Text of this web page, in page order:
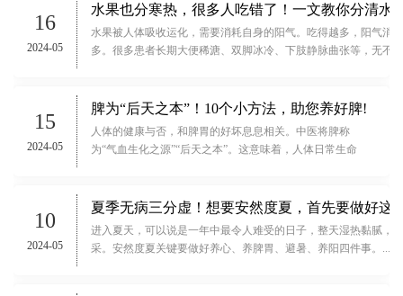
16
2024-05
水果也分寒热，很多人吃错了！一文教你分清水
水果被人体吸收运化，需要消耗自身的阳气。吃得越多，阳气消
多。很多患者长期大便稀溏、双脚冰冷、下肢静脉曲张等，无不
15
2024-05
脾为“后天之本”！10个小方法，助您养好脾!
人体的健康与否，和脾胃的好坏息息相关。中医将脾称
为“气血生化之源”“后天之本”。这意味着，人体日常生命
10
2024-05
夏季无病三分虚！想要安然度夏，首先要做好这
进入夏天，可以说是一年中最令人难受的日子，整天湿热黏腻，
采。安然度夏关键要做好养心、养脾胃、避暑、养阳四件事。...